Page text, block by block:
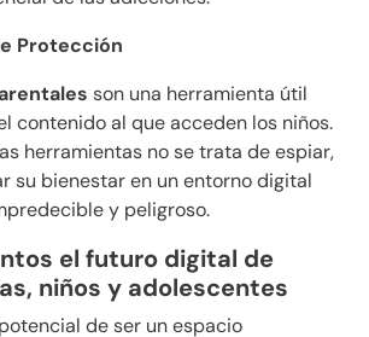
Protección
son una herramienta útil
contenido al que acceden los niños.
herramientas no se trata de espiar,
su bienestar en un entorno digital
y peligroso.
el futuro digital de
niños y adolescentes
de ser un espacio